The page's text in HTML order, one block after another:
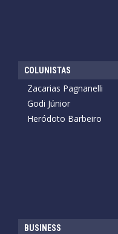
COLUNISTAS
Zacarias Pagnanelli
Godi Júnior
Heródoto Barbeiro
BUSINESS